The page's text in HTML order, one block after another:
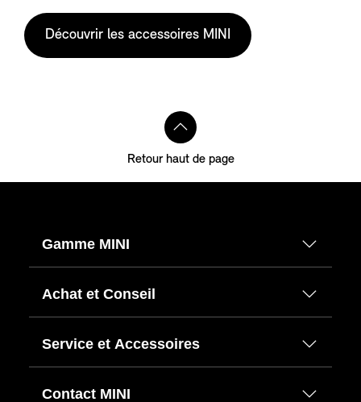
parfaitement adaptée à vous et à votre prochaine
aventure.
Découvrir les accessoires MINI
Retour haut de page
Gamme MINI
Achat et Conseil
Service et Accessoires
Contact MINI